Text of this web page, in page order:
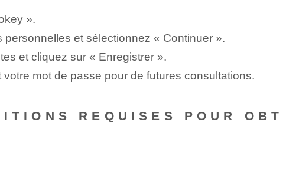
».
et sélectionnez « Continuer ».
et cliquez sur « Enregistrer ».
mot de passe pour de futures ⁢consultations.
REQUISES POUR